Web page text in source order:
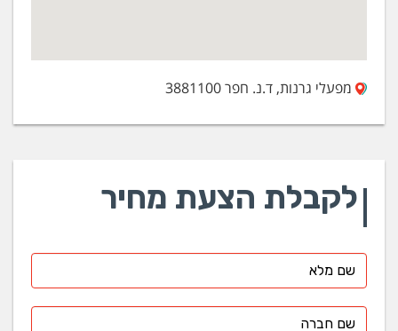
מפעלי גרנות, ד.נ. חפר 3881100
לקבלת הצעת מחיר